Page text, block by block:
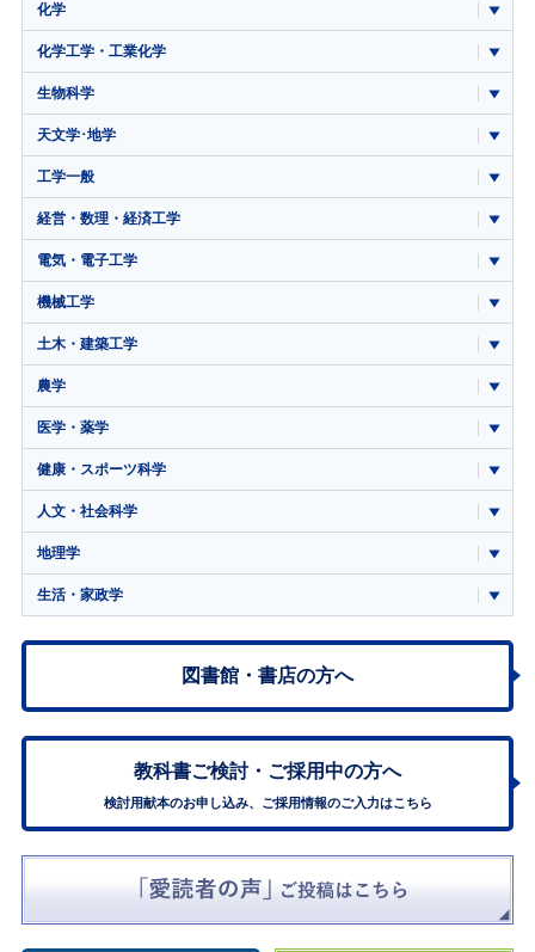
化学
化学工学・工業化学
生物科学
天文学･地学
工学一般
経営・数理・経済工学
電気・電子工学
機械工学
土木・建築工学
農学
医学・薬学
健康・スポーツ科学
人文・社会科学
地理学
生活・家政学
図書館・書店の方へ
教科書ご検討・ ご採用中の方へ
検討用献本のお申し込み、ご採用情報のご入力はこちら